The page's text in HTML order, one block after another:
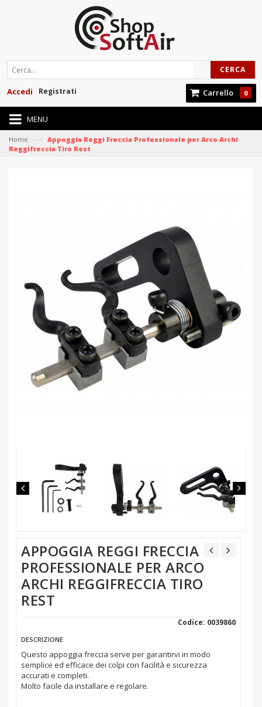
CERCA
Carrello 0
Registrati
Accedi
MENU
Home —› Appoggia Reggi Freccia Professionale per Arco Archi
Reggifreccia Tiro Rest
APPOGGIA REGGI FRECCIA
PROFESSIONALE PER ARCO
ARCHI REGGIFRECCIA TIRO
REST
Codice: 0039860
DESCRIZIONE
Questo appoggia freccia serve per garantirvi in modo
semplice ed efficace dei colpi con facilità e sicurezza
accurati e completi.
Molto facile da installare e regolare.